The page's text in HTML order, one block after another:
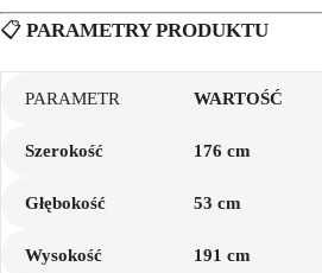
📋 PARAMETRY PRODUKTU
PARAMETR WARTOŚĆ
Szerokość 176 cm
Głębokość 53 cm
Wysokość 191 cm